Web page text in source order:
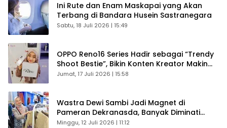
Ini Rute dan Enam Maskapai yang Akan
Terbang di Bandara Husein Sastranegara
Sabtu, 18 Juli 2026 | 15:49
OPPO Reno16 Series Hadir sebagai “Trendy
Shoot Bestie”, Bikin Konten Kreator Makin
Betah
Jumat, 17 Juli 2026 | 15:58
Wastra Dewi Sambi Jadi Magnet di
Pameran Dekranasda, Banyak Diminati
Pengunjung
Minggu, 12 Juli 2026 | 11:12